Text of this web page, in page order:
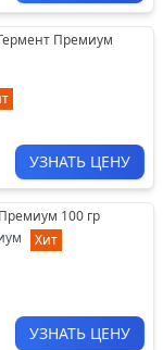
Премиум
УЗНАТЬ ЦЕНУ
100 гр
Хит
УЗНАТЬ ЦЕНУ